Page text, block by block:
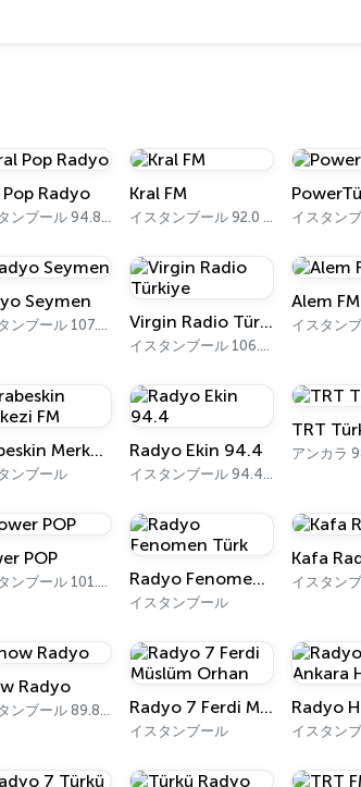
Pop Radyo
イスタンブール 94.8 FM
Kral FM
イスタンブール 92.0 FM
Seymen
イスタンブール 107.0 FM Virgin Radio Türkiye
イスタンブール 106.2 FM
Alem FM
Arabeskin Merkezi FM
ンブール
Radyo Ekin 94.4
イスタンブール 94.4 FM
TRT
アンカラ
POP
イスタンブール 101.0 FM Radyo Fenomen Türk
イスタンブール
Kafa
Radyo
イスタンブール 89.8 FM Radyo 7 Ferdi Müslüm Orhan
イスタンブール イスタン